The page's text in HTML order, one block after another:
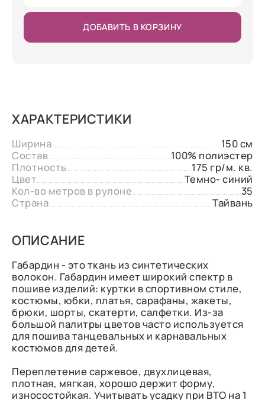
ДОБАВИТЬ В КОРЗИНУ
ХАРАКТЕРИСТИКИ
Ширина
150 см
Состав
100% полиэстер
Плотность
175 гр/м. кв.
Цвет
Темно- синий
Кол-во метров в рулоне
35
Страна
Тайвань
ОПИСАНИЕ
Габардин - это ткань из синтетических
волокон. Габардин имеет широкий спектр в
пошиве изделий: куртки в спортивном стиле,
костюмы, юбки, платья, сарафаны, жакеты,
брюки, шорты, скатерти, салфетки. Из-за
большой палитры цветов часто используется
для пошива танцевальных и карнавальных
костюмов для детей.
Переплетение саржевое, двухлицевая,
плотная, мягкая, хорошо держит форму,
износостойкая. Учитывать усадку при ВТО на 1